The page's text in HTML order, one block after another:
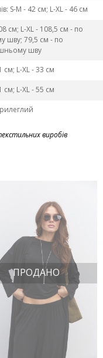
S-M - 42 см; L-ХL - 46 см
см; L-ХL - 108,5 см - по
шву; 79,5 см - по
шву
см; L-ХL - 33 см
см; L-ХL - 55 см
виробів
ПРОДАНО